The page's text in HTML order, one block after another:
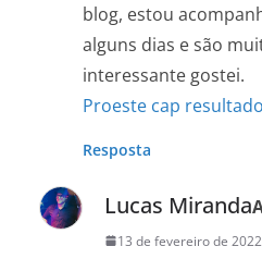
blog, estou
alguns dias e são
interessante gostei.
Proeste cap resultado
Resposta
Lucas Miranda
13 de fevereiro de